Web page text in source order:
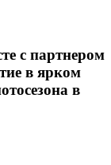
с партнером
в ярком
в